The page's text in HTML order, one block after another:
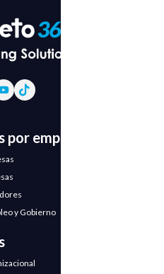
por empresa
y Gobierno